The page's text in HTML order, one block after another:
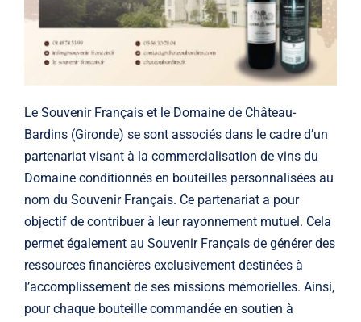
Le Souvenir Français et le Domaine de Château-
Bardins (Gironde) se sont associés dans le cadre d’un
partenariat visant à la commercialisation de vins du
Domaine conditionnés en bouteilles personnalisées au
nom du Souvenir Français. Ce partenariat a pour
objectif de contribuer à leur rayonnement mutuel. Cela
permet également au Souvenir Français de générer des
ressources financières exclusivement destinées à
l’accomplissement de ses missions mémorielles. Ainsi,
pour chaque bouteille commandée en soutien à